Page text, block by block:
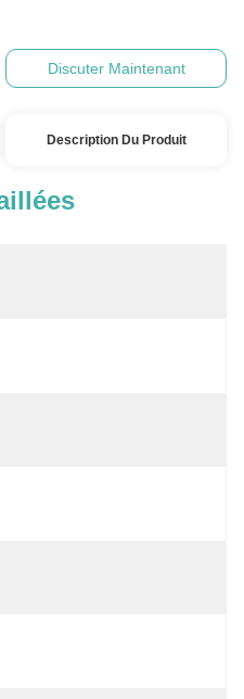
Discuter Maintenant
Description Du Produit